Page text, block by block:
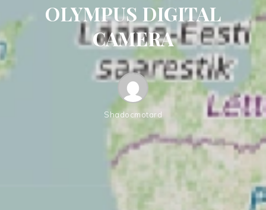
OLYMPUS DIGITAL
CAMERA
Shadocmotard